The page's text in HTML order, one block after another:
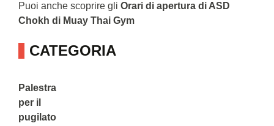
Puoi anche scoprire gli Orari di apertura di ASD
Chokh di Muay Thai Gym
CATEGORIA
Palestra
per il
pugilato